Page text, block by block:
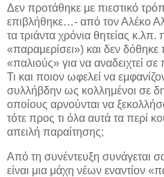
Δεν προτάθηκε με πιεστικό
επιβλήθηκε…- από τον Αλέκο
τα τριάντα χρόνια θητείας κ.λπ.
«παραμερίσει») και δεν δόθηκε
«παλιούς» για να αναδειχτεί
Τι και ποιον ωφελεί να
συλλήβδην ως κολλημένοι σε
οποίους αρνούνται να
τότε προς τι όλα αυτά τα περί
απειλή παραίτησης;
Από τη συνέντευξη συνάγεται
είναι μια μάχη νέων εναντίον